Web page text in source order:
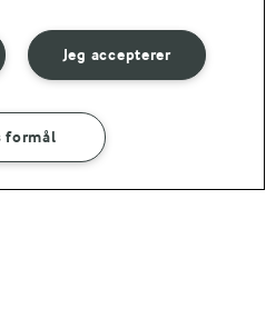
Grøn smoothie
med havredrik
(7)
INGREDIENSER
Jeg accepterer
formål